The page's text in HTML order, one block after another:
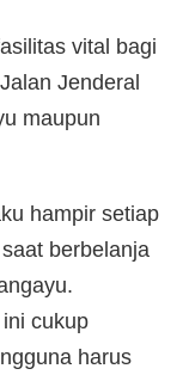
vital bagi
Jenderal
maupun
hampir setiap
berbelanja
cukup
harus